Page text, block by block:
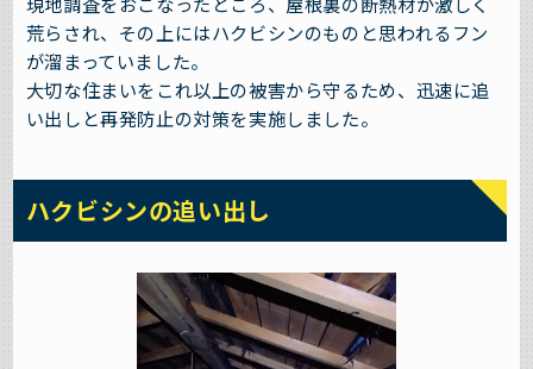
荒らされ、その上にはハクビシンのものと思われるフン
が溜まっていました。
大切な住まいをこれ以上の被害から守るため、迅速に追
い出しと再発防止の対策を実施しました。
ハクビシンの追い出し